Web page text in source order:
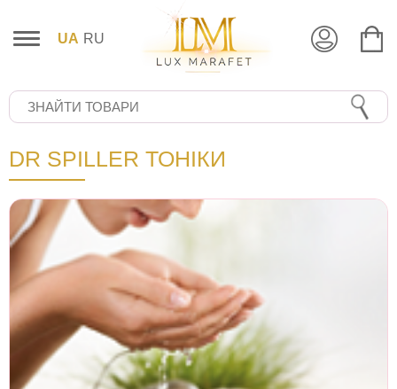
UA RU
DR SPILLER ТОНІКИ